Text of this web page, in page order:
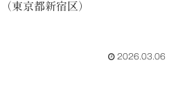
（東京都新宿区）
2026.03.06